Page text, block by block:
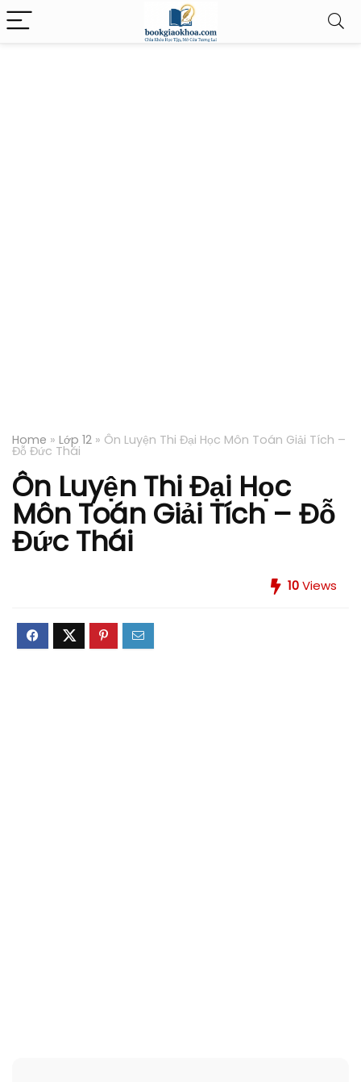
Home » Lớp 12 » Ôn Luyện Thi Đại Học Môn Toán Giải Tích –
Đỗ Đức Thái
Ôn Luyện Thi Đại Học
Môn Toán Giải Tích – Đỗ
Đức Thái
10Views